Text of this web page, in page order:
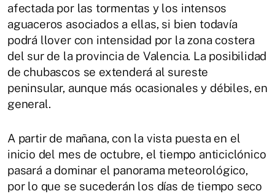
afectada por las tormentas y los intensos
aguaceros asociados a ellas, si bien todavía
podrá llover con intensidad por la zona costera
del sur de la provincia de Valencia. La posibilidad
de chubascos se extenderá al sureste
peninsular, aunque más ocasionales y débiles, en
general.
A partir de mañana, con la vista puesta en el
inicio del mes de octubre, el tiempo anticiclónico
pasará a dominar el panorama meteorológico,
por lo que se sucederán los días de tiempo seco